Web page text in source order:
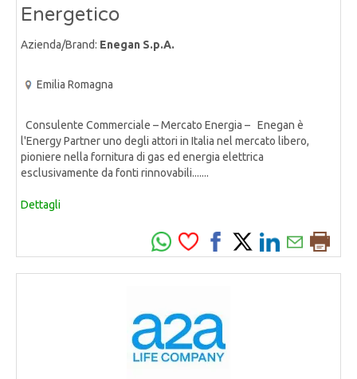
Energetico
Azienda/Brand: Enegan S.p.A.
Emilia Romagna
Consulente Commerciale – Mercato Energia – Enegan è
l'Energy Partner uno degli attori in Italia nel mercato libero,
pioniere nella fornitura di gas ed energia elettrica
esclusivamente da fonti rinnovabili.......
Dettagli